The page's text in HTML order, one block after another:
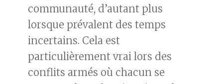
communauté, d’autant plus
lorsque prévalent des temps
incertains. Cela est
particulièrement vrai lors des
conflits armés où chacun se